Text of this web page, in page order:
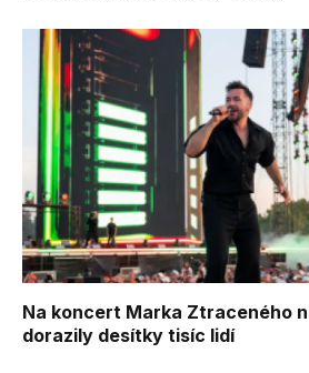
Na koncert Marka Ztraceného
dorazily desítky tisíc lidí